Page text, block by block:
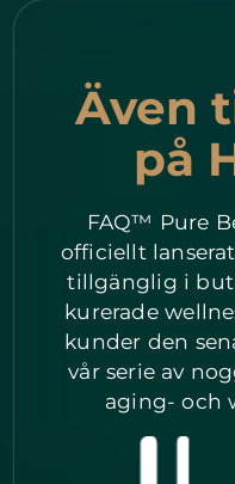
Även
på
FAQ™ Pure
officiellt
tillgänglig i
kurerade
kunder den
vår serie av
aging- och